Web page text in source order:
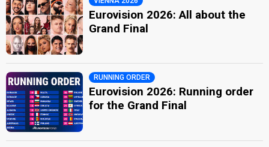
Eurovision 2026: All about the
Grand Final
RUNNING ORDER
Eurovision 2026: Running order
for the Grand Final